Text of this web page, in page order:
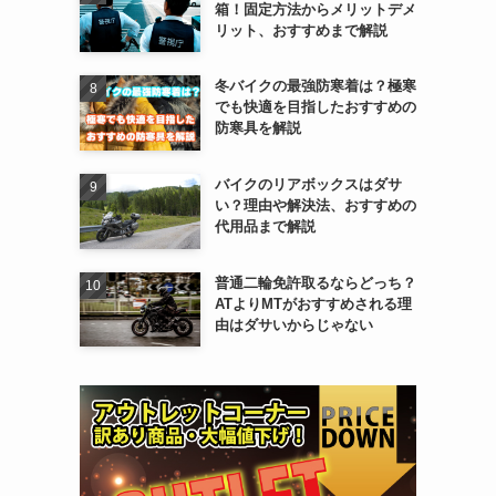
箱！固定方法からメリットデメ
リット、おすすめまで解説
冬バイクの最強防寒着は？極寒
でも快適を目指したおすすめの
防寒具を解説
バイクのリアボックスはダサ
い？理由や解決法、おすすめの
代用品まで解説
普通二輪免許取るならどっち？
ATよりMTがおすすめされる理
由はダサいからじゃない